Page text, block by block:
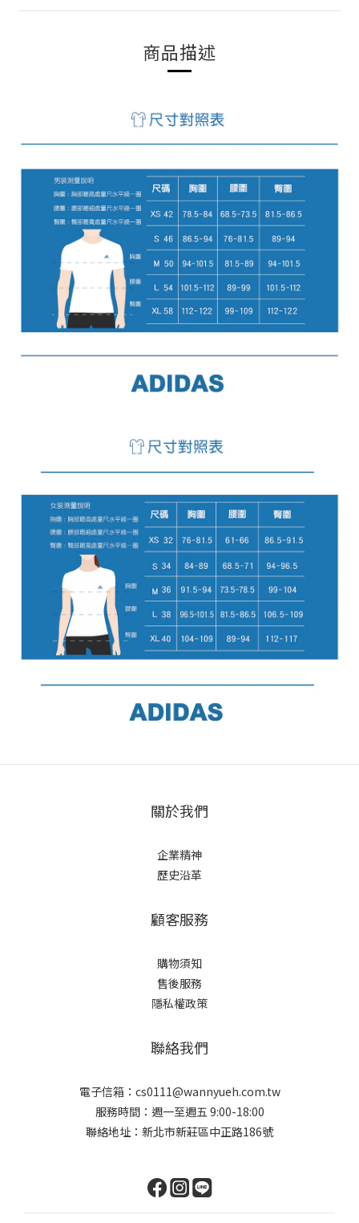
商品描述
關於我們
企業精神
歷史沿革
顧客服務
購物須知
售後服務
隱私權政策
聯絡我們
電子信箱：cs0111@wannyueh.com.tw
服務時間：週一至週五 9:00-18:00
聯絡地址：新北市新莊區中正路186號